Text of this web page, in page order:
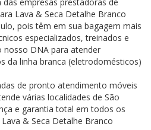
empresas prestadoras de
Lava & Seca Detalhe Branco
pois têm em sua bagagem mais
especializados, treinados e
DNA para atender
da linha branca (eletrodomésticos)
de pronto atendimento móveis
várias localidades de São
e garantia total em todos os
& Seca Detalhe Branco